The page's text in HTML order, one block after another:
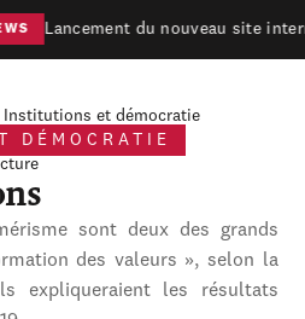
Lancement du nouveau site
Institutions et démocratie
DÉMOCRATIE
sont deux des grands
des valeurs », selon la
expliqueraient les résultats